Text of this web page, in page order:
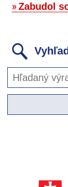
Zabudol